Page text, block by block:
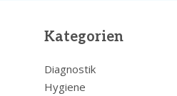
Kategorien
Diagnostik
Hygiene